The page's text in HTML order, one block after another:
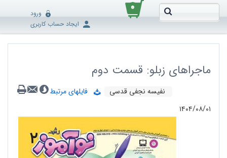
۰
ورود
ایجاد حساب کاربری
ماجراهای زبلو: قسمت دوم
نفیسه نجفی قدسی
فایلهای مرتبط
۱۴۰۴/۰۸/۰۱